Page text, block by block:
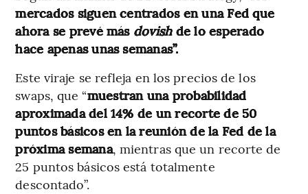
mercados siguen centrados en una Fed que
ahora se prevé más dovish de lo esperado
hace apenas unas semanas”.
Este viraje se refleja en los precios de los
swaps, que “muestran una probabilidad
aproximada del 14% de un recorte de 50
puntos básicos en la reunión de la Fed de la
próxima semana, mientras que un recorte de
25 puntos básicos está totalmente
descontado”.